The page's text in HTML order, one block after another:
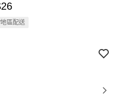
地區配送